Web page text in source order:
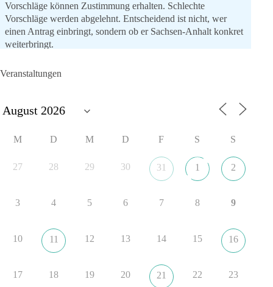
Vorschläge können Zustimmung erhalten. Schlechte
Vorschläge werden abgelehnt. Entscheidend ist nicht, wer
einen Antrag einbringt, sondern ob er Sachsen-Anhalt konkret
weiterbringt.
Ablehnung. Keine politische Verschmelzung.
Entscheidungen? 👇
#dieBasis #SachsenAnhalt #Landtagswahl2026
#Kooperation
23 Stunden zuvor
„Plandemie-Logik Reloaded“
Sie sagten immer und immer wieder: „Nur die Impfung rettet
Veranstaltungen
M D M D F S S
27 28 29 30 31 1 2
3 4 5 6 7 8 9
10 11 12 13 14 15 16
17 18 19 20 21 22 23